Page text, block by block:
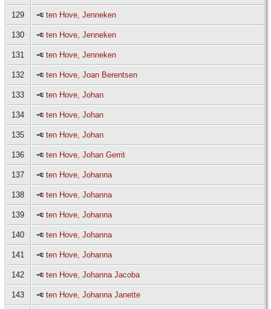
129 ten Hove, Jenneken
130 ten Hove, Jenneken
131 ten Hove, Jenneken
132 ten Hove, Joan Berentsen
133 ten Hove, Johan
134 ten Hove, Johan
135 ten Hove, Johan
136 ten Hove, Johan Gerrit
137 ten Hove, Johanna
138 ten Hove, Johanna
139 ten Hove, Johanna
140 ten Hove, Johanna
141 ten Hove, Johanna
142 ten Hove, Johanna Jacoba
143 ten Hove, Johanna Janette